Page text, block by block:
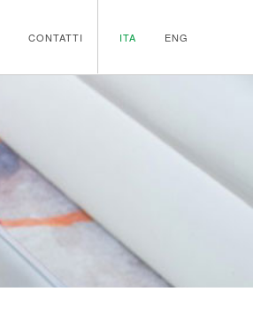
CONTATTI ITA ENG